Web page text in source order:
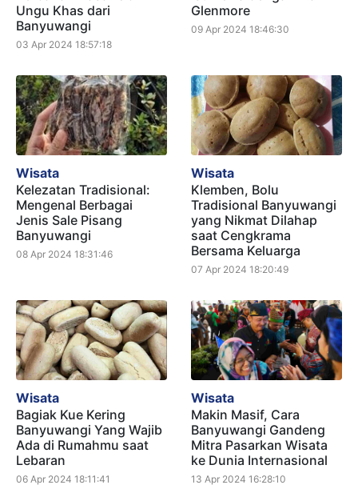
Ungu Khas dari
Banyuwangi
03 Apr 2024 18:57:18
Glenmore
09 Apr 2024 18:46:30
Wisata
Kelezatan Tradisional:
Mengenal Berbagai
Jenis Sale Pisang
Banyuwangi
08 Apr 2024 18:31:46
Wisata
Klemben, Bolu
Tradisional Banyuwangi
yang Nikmat Dilahap
saat Cengkrama
Bersama Keluarga
07 Apr 2024 18:20:49
Wisata
Bagiak Kue Kering
Banyuwangi Yang Wajib
Ada di Rumahmu saat
Lebaran
06 Apr 2024 18:11:41
Wisata
Makin Masif, Cara
Banyuwangi Gandeng
Mitra Pasarkan Wisata
ke Dunia Internasional
13 Apr 2024 16:28:10